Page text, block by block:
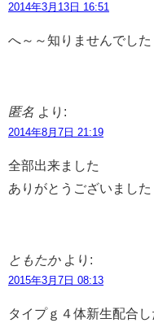
2014年3月13日 16:51
へ～～知りませんでした
匿名 より:
2014年8月7日 21:19
全部出来ました
ありがとうございました
ともたか より:
2015年3月7日 08:13
タイプｇ４体新生配合し